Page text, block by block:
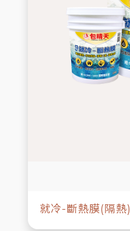
就冷-斷熱膜(隔熱)